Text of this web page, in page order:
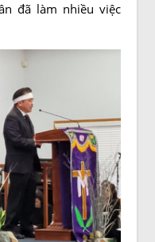
đã làm nhiều việc